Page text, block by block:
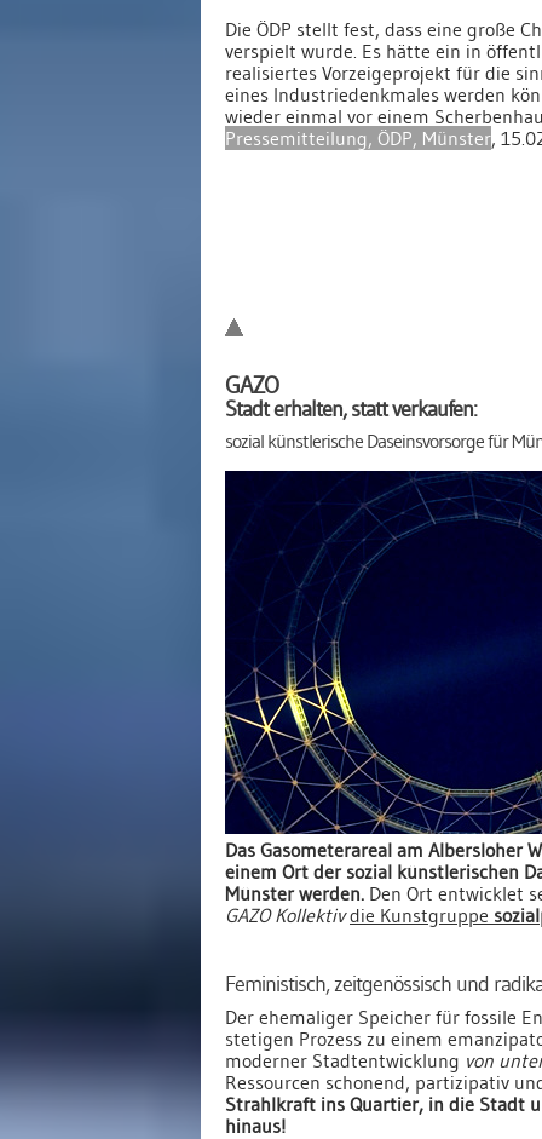
Die ÖDP stellt fest, dass eine große
verspielt wurde. Es hätte ein in
realisiertes Vorzeigeprojekt für die
eines Industriedenkmales werden
wieder einmal vor einem
Pressemitteilung, ÖDP, Münster,
GAZO
Stadt erhalten, statt verkaufen:
sozial künstlerische Daseinsvorsorge für
Das Gasometerareal am Albersloher
einem Ort der sozial künstlerischen
Münster werden. Den Ort entwicklet
GAZO Kollektiv die Kunstgruppe
Feministisch, zeitgenössisch und
Der ehemaliger Speicher für fossile
stetigen Prozess zu einem
moderner Stadtentwicklung von
Ressourcen schonend, partizipativ
Strahlkraft ins Quartier, in die Stadt
hinaus!